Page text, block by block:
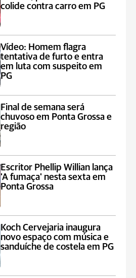
colide contra carro em PG
Vídeo: Homem flagra
tentativa de furto e entra
em luta com suspeito em
PG
Final de semana será
chuvoso em Ponta Grossa e
região
Escritor Phellip Willian lança
'A fumaça' nesta sexta em
Ponta Grossa
Koch Cervejaria inaugura
novo espaço com música e
sanduíche de costela em PG